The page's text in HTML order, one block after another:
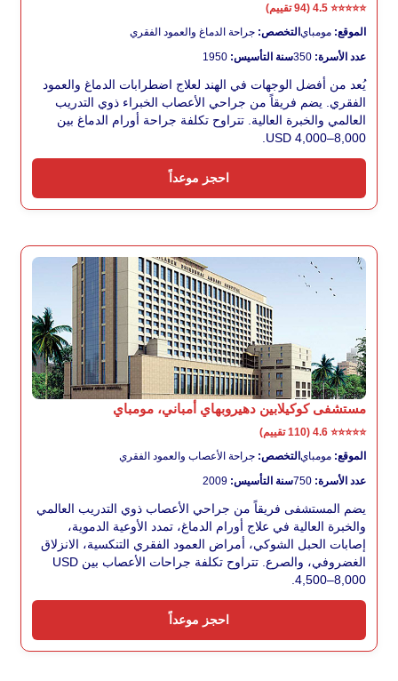
⭐⭐⭐⭐⭐ 4.5 (94 تقييم)
الموقع: مومبايالتخصص: جراحة الدماغ والعمود الفقري
عدد الأسرة:
سنة التأسيس:
يُعد من أفضل الوجهات في الهند لعلاج اضطرابات الدماغ والعمود
الفقري. يضم فريقاً من جراحي الأعصاب الخبراء ذوي التدريب
العالمي والخبرة العالية. تتراوح تكلفة جراحة أورام الدماغ بين
USD 4,000–8,000.
احجز موعداً
مستشفى كوكيلابين دهيروبهاي أمباني، مومباي
⭐⭐⭐⭐⭐ 4.6 (110 تقييم)
الموقع: مومبايالتخصص: جراحة الأعصاب والعمود الفقري
عدد الأسرة:
سنة التأسيس:
يضم المستشفى فريقاً من جراحي الأعصاب ذوي التدريب العالمي
والخبرة العالية في علاج أورام الدماغ، تمدد الأوعية الدموية،
إصابات الحبل الشوكي، أمراض العمود الفقري التنكسية، الانزلاق
الغضروفي، والصرع. تتراوح تكلفة جراحات الأعصاب بين USD
4,500–8,000.
احجز موعداً